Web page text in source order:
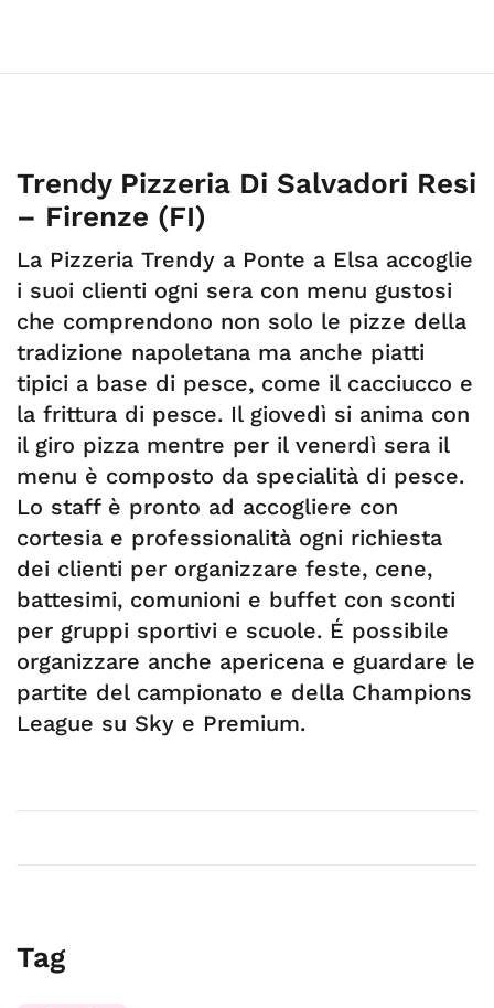
Trendy Pizzeria Di Salvadori Resi
– Firenze (FI)
La Pizzeria Trendy a Ponte a Elsa accoglie
i suoi clienti ogni sera con menu gustosi
che comprendono non solo le pizze della
tradizione napoletana ma anche piatti
tipici a base di pesce, come il cacciucco e
la frittura di pesce. Il giovedì si anima con
il giro pizza mentre per il venerdì sera il
menu è composto da specialità di pesce.
Lo staff è pronto ad accogliere con
cortesia e professionalità ogni richiesta
dei clienti per organizzare feste, cene,
battesimi, comunioni e buffet con sconti
per gruppi sportivi e scuole. É possibile
organizzare anche apericena e guardare le
partite del campionato e della Champions
League su Sky e Premium.
Tag